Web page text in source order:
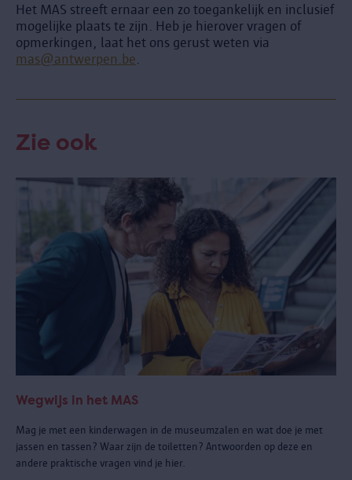
Het MAS streeft ernaar een zo toegankelijk en inclusief
mogelijke plaats te zijn. Heb je hierover vragen of
opmerkingen, laat het ons gerust weten via
mas@antwerpen.be
Zie ook
Wegwijs in het MAS
Mag je met een kinderwagen in de museumzalen en wat doe je met
jassen en tassen? Waar zijn de toiletten? Antwoorden op deze en
andere praktische vragen vind je hier.